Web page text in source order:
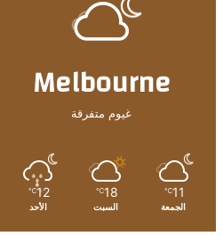
Melbourne
غيوم متفرقة
11
℃
الجمعة
18
℃
السبت
12
℃
الأحد